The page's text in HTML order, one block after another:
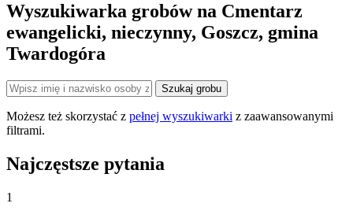
Wyszukiwarka grobów na Cmentarz
ewangelicki, nieczynny, Goszcz, gmina
Twardogóra
Szukaj grobu
Możesz też skorzystać z pełnej wyszukiwarki z zaawansowanymi
filtrami.
Najczęstsze pytania
1